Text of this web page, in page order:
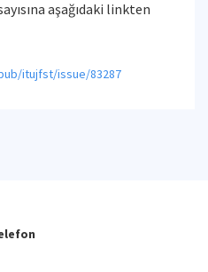
aşağıdaki linkten
itujfst/issue/83287